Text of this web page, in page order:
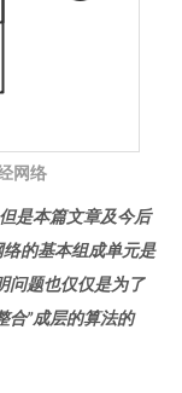
网络
是本篇文章及今后
的基本组成单元是
问题也仅仅是为了
合”成层的算法的